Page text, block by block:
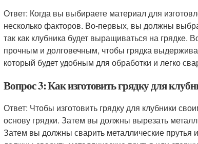
Ответ: Когда вы выбираете материал для
несколько факторов. Во-первых, вы должны
так как клубника будет выращиваться на
прочным и долговечным, чтобы грядка
который будет удобным для обработки и легко
Вопрос 3: Как изготовить грядку для
Ответ: Чтобы изготовить грядку для клубники
основу грядки. Затем вы должны вырезать
Затем вы должны сварить металлические прутья